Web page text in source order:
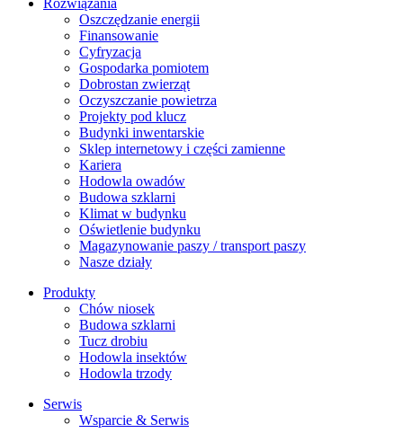
Rozwiązania
​Oszczędzanie energii
Finansowanie
Cyfryzacja
Gospodarka pomiotem
Dobrostan zwierząt
Oczyszczanie powietrza
Projekty pod klucz
Budynki inwentarskie
Sklep internetowy i części zamienne
Kariera
Hodowla owadów
Budowa szklarni
Klimat w budynku
Oświetlenie budynku
Magazynowanie paszy / transport paszy
Nasze działy
Produkty
Chów niosek
Budowa szklarni
Tucz drobiu
Hodowla insektów
Hodowla trzody
Serwis
Wsparcie & Serwis